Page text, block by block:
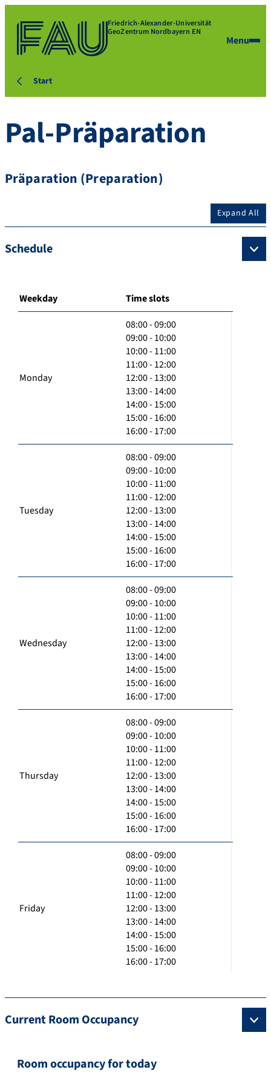
Friedrich-Alexander-Universität
GeoZentrum Nordbayern EN
Menu
Start
Pal-Präparation
Präparation (Preparation)
Expand All
Schedule
Weekday Time slots
Monday
08:00 - 09:00
09:00 - 10:00
10:00 - 11:00
11:00 - 12:00
12:00 - 13:00
13:00 - 14:00
14:00 - 15:00
15:00 - 16:00
16:00 - 17:00
Tuesday
08:00 - 09:00
09:00 - 10:00
10:00 - 11:00
11:00 - 12:00
12:00 - 13:00
13:00 - 14:00
14:00 - 15:00
15:00 - 16:00
16:00 - 17:00
Wednesday
08:00 - 09:00
09:00 - 10:00
10:00 - 11:00
11:00 - 12:00
12:00 - 13:00
13:00 - 14:00
14:00 - 15:00
15:00 - 16:00
16:00 - 17:00
Thursday
08:00 - 09:00
09:00 - 10:00
10:00 - 11:00
11:00 - 12:00
12:00 - 13:00
13:00 - 14:00
14:00 - 15:00
15:00 - 16:00
16:00 - 17:00
Friday
08:00 - 09:00
09:00 - 10:00
10:00 - 11:00
11:00 - 12:00
12:00 - 13:00
13:00 - 14:00
14:00 - 15:00
15:00 - 16:00
16:00 - 17:00
Current Room Occupancy
Room occupancy for today